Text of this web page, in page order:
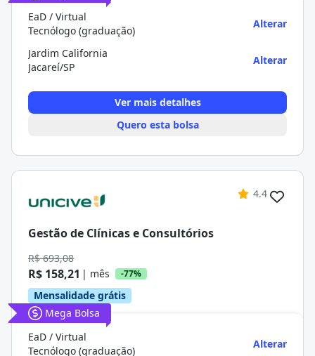
EaD / Virtual
Tecnólogo (graduação)
Alterar
Jardim California
Jacareí/SP
Alterar
Ver mais detalhes
Quero esta bolsa
4.4
Gestão de Clínicas e Consultórios
R$ 693,08
R$ 158,21 | mês -77%
Mensalidade grátis
Mega Bolsa
EaD / Virtual
Tecnólogo (graduação)
Alterar